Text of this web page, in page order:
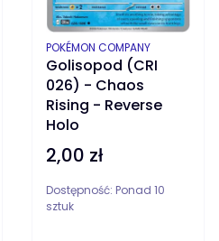
Golisopod (CRI
026) - Chaos
Rising - Reverse
Holo
PRODUCENT
POKÉMON COMPANY
Cena
2,00 zł
Dostępność: Ponad 10
sztuk